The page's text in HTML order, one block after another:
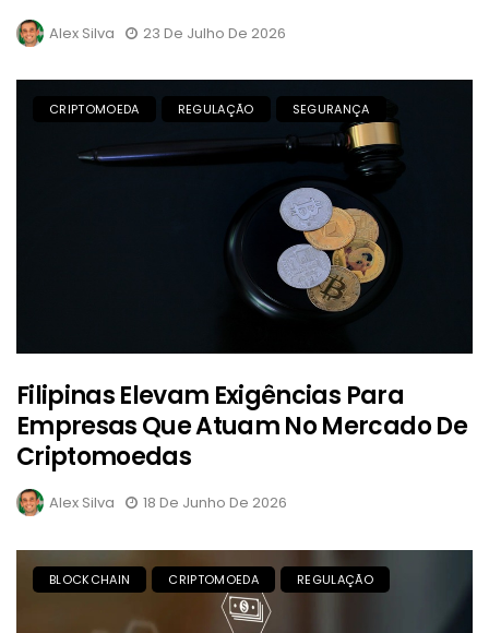
Alex Silva 23 De Julho De 2026
CRIPTOMOEDA REGULAÇÃO SEGURANÇA
Filipinas Elevam Exigências Para
Empresas Que Atuam No Mercado De
Criptomoedas
Alex Silva 18 De Junho De 2026
BLOCKCHAIN CRIPTOMOEDA REGULAÇÃO